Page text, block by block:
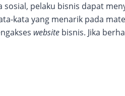
pelaku bisnis dapat
kata yang menarik pada
website bisnis. Jika